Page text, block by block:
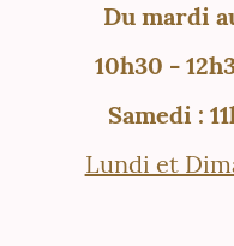
Du mardi
10h30 -
Samedi :
Lundi et